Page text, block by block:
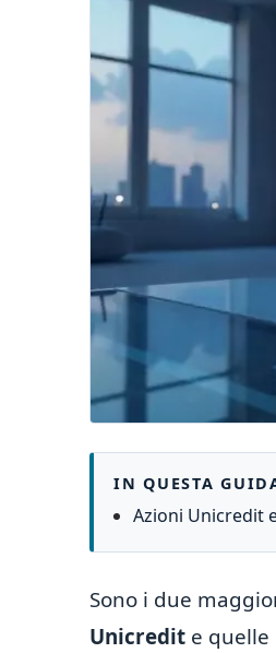
IN QUESTA
Azioni Unicredit
Sono i due
Unicredit e quelle